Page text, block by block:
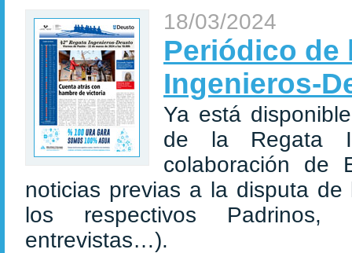
18/03/2024
Periódico de
Ingenieros-
Ya está
de la Regata
colaboración
noticias previas a la disputa
los respectivos Padrinos,
entrevistas…).